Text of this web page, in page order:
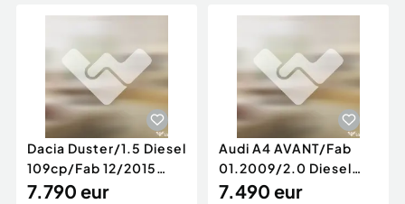
Animale de companie
Afaceri și echipamente profesionale
Inchiriere Bunuri si Vehicule
Utilaje agricole si industriale
Piese auto si accesorii
Dacia Duster
Dacia Duster/1.5 Diesel
109cp/Fab 12/2015
/Euro 5/GARANTIE 12
7.790 eur
Audi A4 AVANT/Fab
01.2009/2.0 Diesel
140cp/Posibilitate
7.490 eur